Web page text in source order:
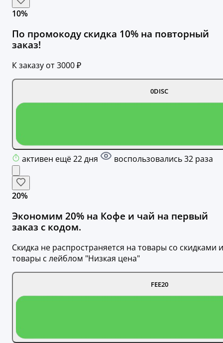
10%
По промокоду скидка 10% на повторный
заказ!
К заказу от 3000 ₽
0DISC
активен ещё 22 дня воспользовались 32 раза
20%
Экономим 20% на Кофе и чай на первый
заказ с кодом.
Скидка не распространяется на товары со скидками и
товары с лейблом "Низкая цена"
FEE20